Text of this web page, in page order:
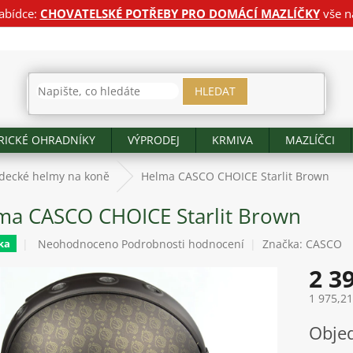
CHOVATELSKÉ POTŘEBY PRO DOMÁCÍ MAZLÍČKYvše
HLEDAT
OHRADNÍKY VÝPRODEJ KRMIVA MAZLÍČCI
helmy na koně Helma CASCO CHOICE Starlit Brown
CASCO CHOICE Starlit Brown
Průměrné
produktu
je
0,0
z
5
hvězdiček.
Neohodnoceno Podrobnosti hodnocení Značka: CASCO
2
1
cena: